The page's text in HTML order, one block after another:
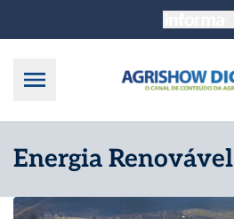
Energia Renovável